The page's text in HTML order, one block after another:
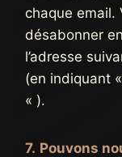
chaque email.
désabonner
l’adresse
(en indiquant
« ).
7. Pouvons